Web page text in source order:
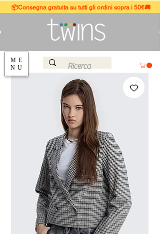
ME
NU
📦Consegna gratuita su tutti gli ordini sopra i 50€🚚